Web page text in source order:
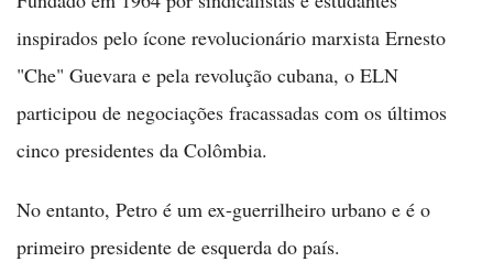
inspirados pelo ícone revolucionário marxista Ernesto
"Che" Guevara e pela revolução cubana, o ELN
participou de negociações fracassadas com os últimos
cinco presidentes da Colômbia.
No entanto, Petro é um ex-guerrilheiro urbano e é o
primeiro presidente de esquerda do país.